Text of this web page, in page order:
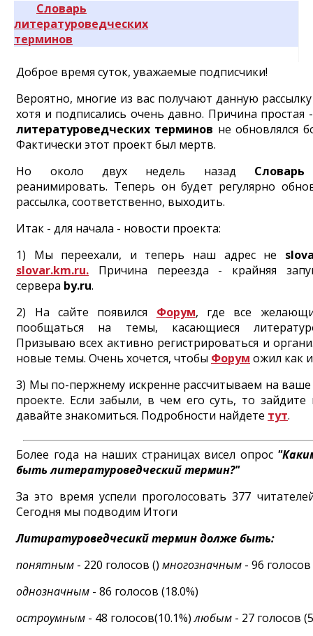
Словарь
литературоведческих
терминов
Доброе время суток, уважаемые подписчики!
Вероятно, многие из вас получают данную
хотя и подписались очень давно. Причина простая
литературоведческих терминов не обновлялся
Фактически этот проект был мертв.
Но около двух недель назад Словарь
реанимировать. Теперь он будет регулярно
рассылка, соответственно, выходить.
Итак - для начала - новости проекта:
1) Мы переехали, и теперь наш адрес не
slovar.km.ru. Причина переезда - крайняя
сервера by.ru.
2) На сайте появился Форум, где все
пообщаться на темы, касающиеся
Призываю всех активно регистрироваться и
новые темы. Очень хочется, чтобы Форум ожил как
3) Мы по-пержнему искренне рассчитываем на ваше
проекте. Если забыли, в чем его суть, то зайдите
давайте знакомиться. Подробности найдете тут.
Более года на наших страницах висел опрос
быть литературоведческий термин?"
За это время успели проголосовать 377
Сегодня мы подводим Итоги
Литиратуроведчесикй термин долже быть:
понятным - 220 голосов () многозначным - 96 голосов
однозначным - 86 голосов (18.0%)
остроумным - 48 голосов(10.1%) любым - 27 голосов